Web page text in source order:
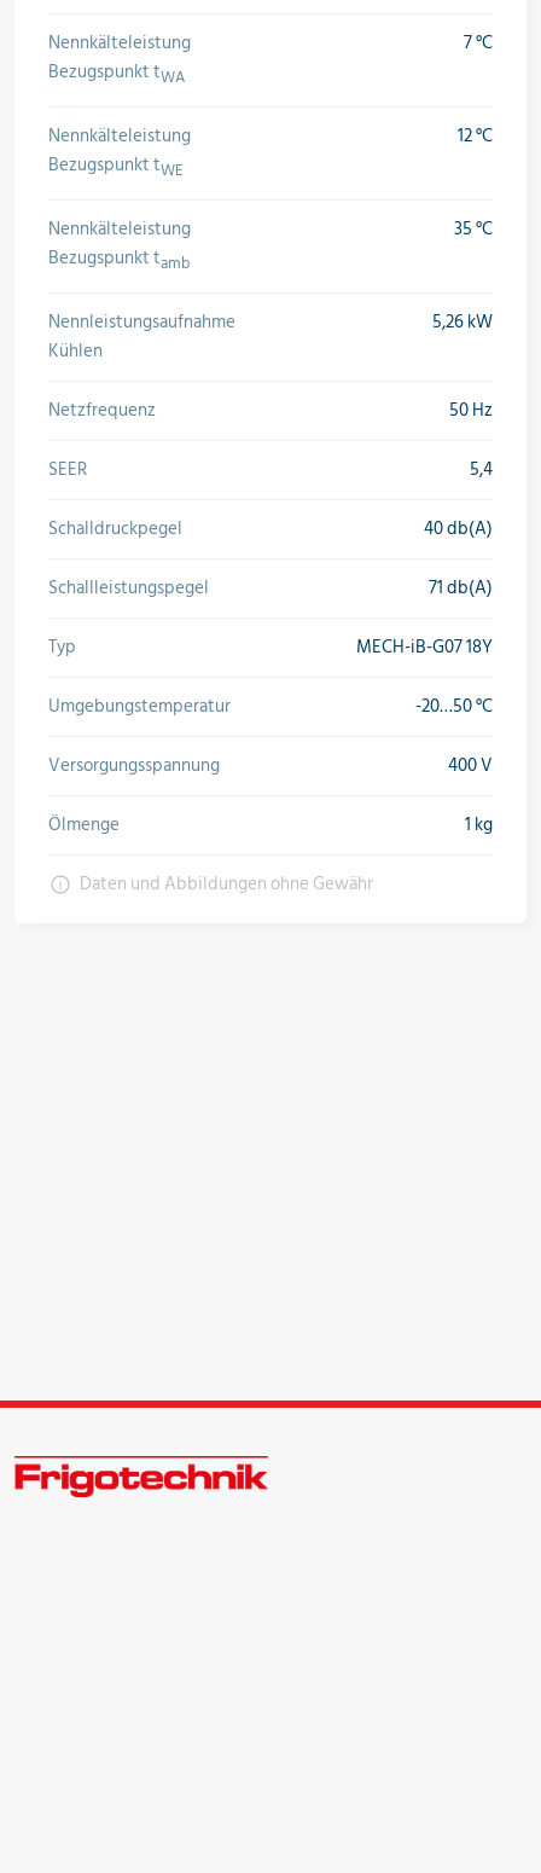
Nennkälteleistung
Bezugspunkt tWA
7 °C
Nennkälteleistung
Bezugspunkt tWE
12 °C
Nennkälteleistung
Bezugspunkt tamb
35 °C
Nennleistungsaufnahme
Kühlen
5,26 kW
Netzfrequenz
50 Hz
SEER
5,4
Schalldruckpegel
40 db(A)
Schallleistungspegel
71 db(A)
Typ
MECH-iB-G07 18Y
Umgebungstemperatur
-20…50 °C
Versorgungsspannung
400 V
Ölmenge
1 kg
Daten und Abbildungen ohne Gewähr